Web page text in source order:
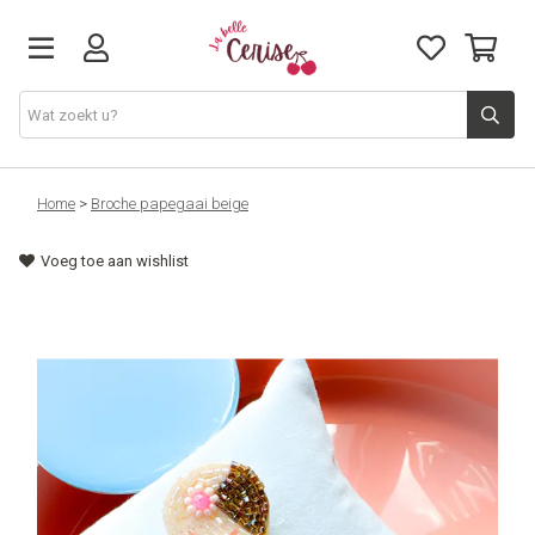
Just arrived
Juwelen & Accessoires
Cadeaubon
Home > Broche papegaai beige
Voeg toe aan wishlist